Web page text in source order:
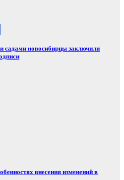
садами новосибирцы заключили
внесения изменений в